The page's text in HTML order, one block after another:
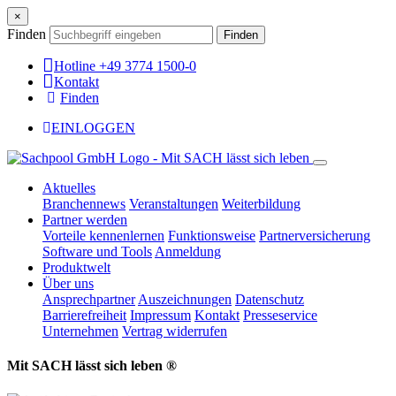
×
Finden Finden
Hotline +49 3774 1500-0
Kontakt
Finden
EINLOGGEN
Aktuelles
Branchennews Veranstaltungen Weiterbildung
Partner werden
Vorteile kennenlernen Funktionsweise Partnerversicherung
Software und Tools Anmeldung
Produktwelt
Über uns
Ansprechpartner Auszeichnungen Datenschutz
Barrierefreiheit Impressum Kontakt Presseservice
Unternehmen Vertrag widerrufen
Mit SACH lässt sich leben ®